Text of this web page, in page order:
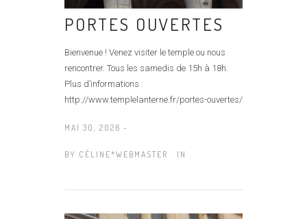
PORTES OUVERTES
Bienvenue ! Venez visiter le temple ou nous
rencontrer. Tous les samedis de 15h à 18h.
Plus d’informations :
http://www.templelanterne.fr/portes-ouvertes/
MAI 30, 2026 -
BY CÉLINE*WEBMASTER IN